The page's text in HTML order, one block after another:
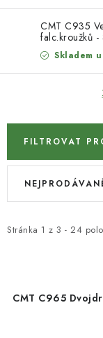
NÁSTROJE PRO
POTŘEBUJI
KONTAKTY
Moje objednávka
CMT C935
falc.kroužků -
Skladem
FILTROVAT
V
i
r
Stránka 1 z 3 - 24
Ř
e
p
CMT C965